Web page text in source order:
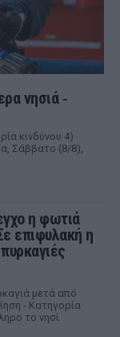
νησιά ‑
κινδύνου 4)
Σάββατο (8/8),
η φωτιά
επιφυλακή η
μετά από
- Κατηγορία
το νησί